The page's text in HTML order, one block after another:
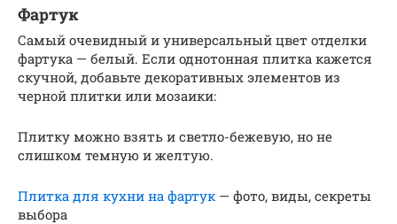
Фартук
Самый очевидный и универсальный цвет отделки
фартука — белый. Если однотонная плитка кажется
скучной, добавьте декоративных элементов из
черной плитки или мозаики:
Плитку можно взять и светло-бежевую, но не
слишком темную и желтую.
Плитка для кухни на фартук — фото, виды, секреты
выбора